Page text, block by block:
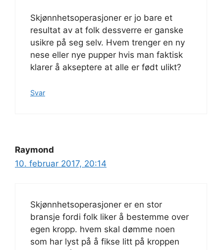
Skjønnhetsoperasjoner er jo bare et
resultat av at folk dessverre er ganske
usikre på seg selv. Hvem trenger en ny
nese eller nye pupper hvis man faktisk
klarer å akseptere at alle er født ulikt?
Svar
Raymond
10. februar 2017, 20:14
Skjønnhetsoperasjoner er en stor
bransje fordi folk liker å bestemme over
egen kropp. hvem skal dømme noen
som har lyst på å fikse litt på kroppen